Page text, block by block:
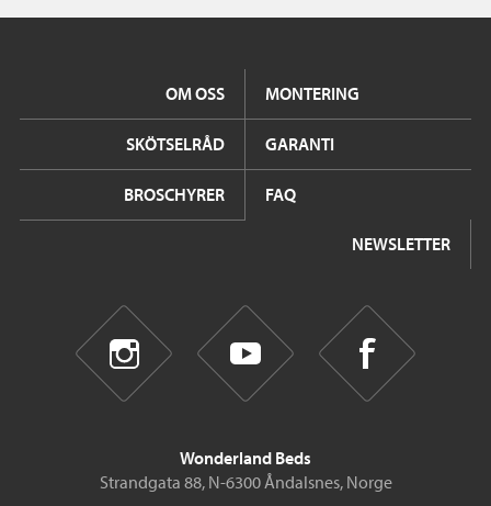
OM OSS MONTERING
SKÖTSELRÅD GARANTI
BROSCHYRER FAQ
NEWSLETTER
Wonderland Beds
Strandgata 88, N-6300 Åndalsnes, Norge